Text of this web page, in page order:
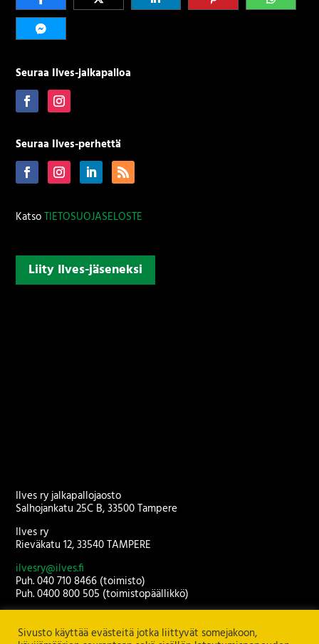
Seuraa Ilves-jalkapalloa
Seuraa Ilves-perhettä
KatsoTIETOSUOJASELOSTE
Liity Ilves-jäseneksi
Ilves ry jalkapallojaosto
Salhojankatu 25C B, 33500 Tampere
Ilves ry
Rieväkatu 12, 33540 TAMPERE
ilvesry@ilves.fi
Puh. 040 710 8466 (toimisto)
Puh. 0400 800 505 (toimistopäällikkö)
Sivusto käyttää evästeitä jotka liittyvät somejakoon,